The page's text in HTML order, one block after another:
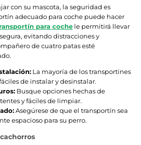
con su mascota, la seguridad es
adecuado para coche puede hacer
para coche le permitirá llevar
evitando distracciones y
de cuatro patas esté
La mayoría de los transportines
de instalar y desinstalar.
Busque opciones hechas de
y fáciles de limpiar.
Asegúrese de que el transportín sea
espacioso para su perro.